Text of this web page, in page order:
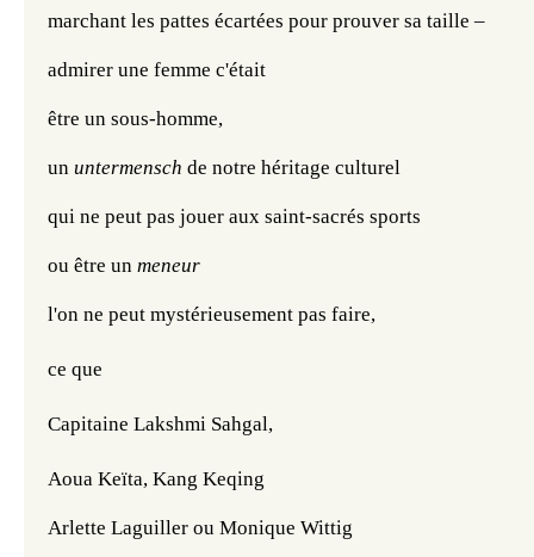
marchant les pattes écartées pour prouver sa taille –
admirer une femme c'était
être un sous-homme,
un untermensch de notre héritage culturel
qui ne peut pas jouer aux saint-sacrés sports
ou être un meneur
l'on ne peut mystérieusement pas faire,
ce que
Capitaine Lakshmi Sahgal,
Aoua Keïta, Kang Keqing
Arlette Laguiller ou Monique Wittig